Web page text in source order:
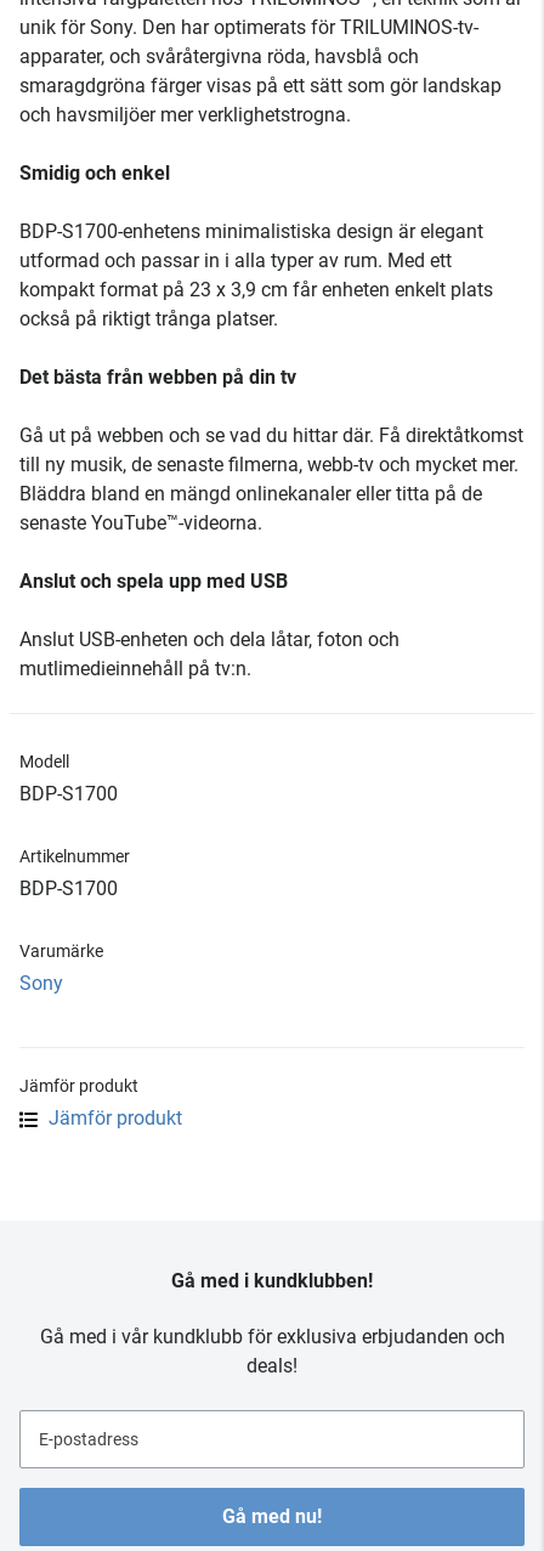
unik för Sony. Den har optimerats för TRILUMINOS-tv-
apparater, och svåråtergivna röda, havsblå och
smaragdgröna färger visas på ett sätt som gör landskap
och havsmiljöer mer verklighetstrogna.
Smidig och enkel
BDP-S1700-enhetens minimalistiska design är elegant
utformad och passar in i alla typer av rum. Med ett
kompakt format på 23 x 3,9 cm får enheten enkelt plats
också på riktigt trånga platser.
Det bästa från webben på din tv
Gå ut på webben och se vad du hittar där. Få direktåtkomst
till ny musik, de senaste filmerna, webb-tv och mycket mer.
Bläddra bland en mängd onlinekanaler eller titta på de
senaste YouTube™-videorna.
Anslut och spela upp med USB
Anslut USB-enheten och dela låtar, foton och
mutlimedieinnehåll på tv:n.
Modell
BDP-S1700
Artikelnummer
BDP-S1700
Varumärke
Sony
Jämför produkt
Jämför produkt
Gå med i kundklubben!
Gå med i vår kundklubb för exklusiva erbjudanden och
deals!
E-postadress
Gå med nu!